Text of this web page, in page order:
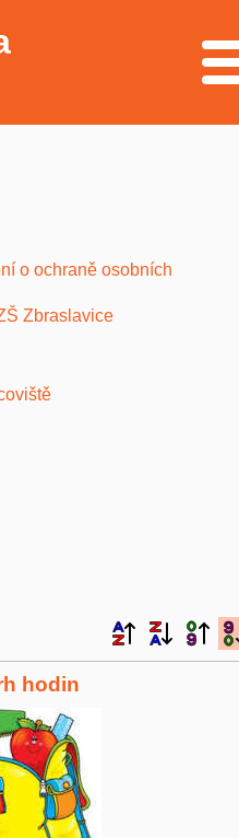
o ochraně osobních
Zbraslavice
hodin